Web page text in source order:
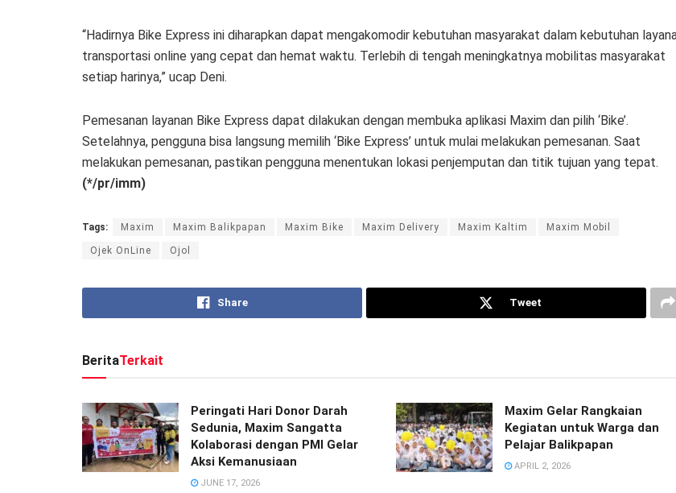
“Hadirnya Bike Express ini diharapkan dapat mengakomodir kebutuhan masyarakat dalam kebutuhan
transportasi online yang cepat dan hemat waktu. Terlebih di tengah meningkatnya mobilitas masyarakat
setiap harinya,” ucap Deni.
Pemesanan layanan Bike Express dapat dilakukan dengan membuka aplikasi Maxim dan pilih ‘Bike’.
Setelahnya, pengguna bisa langsung memilih ‘Bike Express’ untuk mulai melakukan pemesanan. Saat
melakukan pemesanan, pastikan pengguna menentukan lokasi penjemputan dan titik tujuan yang tepat.
(*/pr/imm)
Tags: Maxim Maxim Balikpapan Maxim Bike Maxim Delivery Maxim Kaltim Maxim Mobil
Ojek OnLine Ojol
Share Tweet
BeritaTerkait
Peringati Hari Donor Darah
Sedunia, Maxim Sangatta
Kolaborasi dengan PMI Gelar
Aksi Kemanusiaan
JUNE 17, 2026
Maxim Gelar Rangkaian
Kegiatan untuk Warga dan
Pelajar Balikpapan
APRIL 2, 2026